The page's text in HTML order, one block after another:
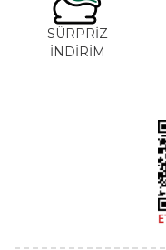
SÜRPRİZ
İNDİRİM